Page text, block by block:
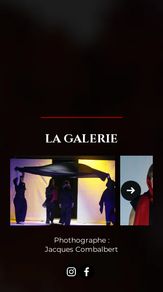
LA GALERIE
Phothographe :
Jacques Combalbert